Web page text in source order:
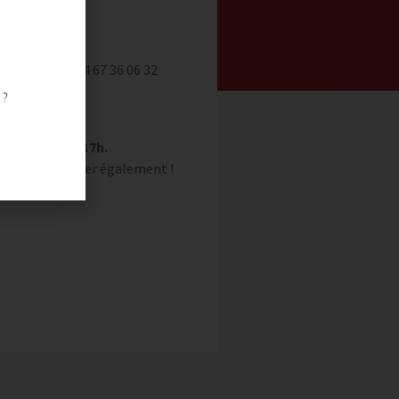
vous au 04 67 36 06 32
et de 14h à 17h.
nous contacter également !